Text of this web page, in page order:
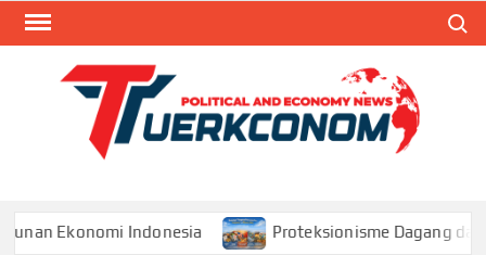
Skip
Indonesia Proteksionisme Dagang dan